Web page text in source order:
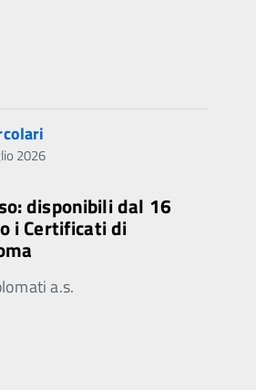
2026
disponibili dal 16
i Certificati di
a.s.